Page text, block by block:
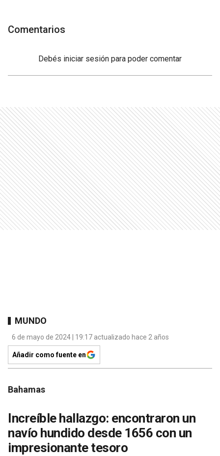
Comentarios
Debés iniciar sesión para poder comentar
MUNDO
6 de mayo de 2024 | 19:17 actualizado hace 2 años
Añadir como fuente en
Bahamas
Increíble hallazgo: encontraron un
navío hundido desde 1656 con un
impresionante tesoro